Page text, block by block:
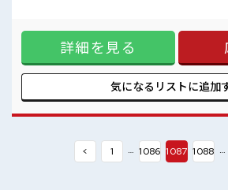
ロッカー付き職場♪でなければ基本的に自由！ (規定有
服があるので、 毎日の服装の悩み解
≫ 新しいことにチャレンジするのは
く環境が整っています！ イチからス
指していきましょう！ ■職場の雰囲気 明るすぎたり奇抜過ぎ
なければヘアカラーOK！ 休憩時間
♪
詳細を見る
気になるリストに追加
< 1 … 1086 1087 1088 …